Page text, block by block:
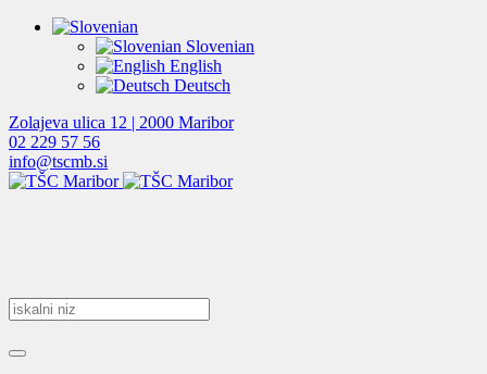
Slovenian
English
Deutsch
Zolajeva ulica 12 | 2000 Maribor
02 229 57 56
info@tscmb.si